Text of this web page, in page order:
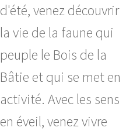
d'été, venez découvrir
la vie de la faune qui
peuple le Bois de la
Bâtie et qui se met en
activité. Avec les sens
en éveil, venez vivre